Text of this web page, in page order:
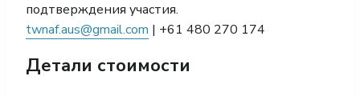
подтверждения участия.
twnaf.aus@gmail.com | +61 480 270 174
Детали стоимости